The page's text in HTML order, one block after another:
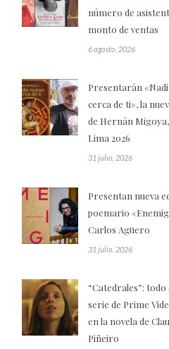
número de
monto de ventas
6 agosto, 2026
Presentarán
cerca de ti», la
de Hernán
Lima 2026
31 julio, 2026
Presentan nueva
poemario
Carlos Agüero
31 julio, 2026
“Catedrales”: todo
serie de Prime
en la novela de
Piñeiro